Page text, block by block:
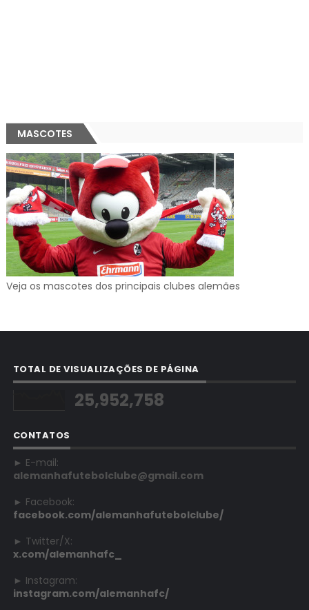
MASCOTES
Veja os mascotes dos principais clubes alemães
TOTAL DE VISUALIZAÇÕES DE PÁGINA
25,952,758
CONTATOS
► E-mail:
alemanhafutebolclube@gmail.com
► Facebook:
facebook.com/alemanhafutebolclube/
► Twitter/X:
x.com/alemanhafc_
► Instagram:
instagram.com/alemanhafc/